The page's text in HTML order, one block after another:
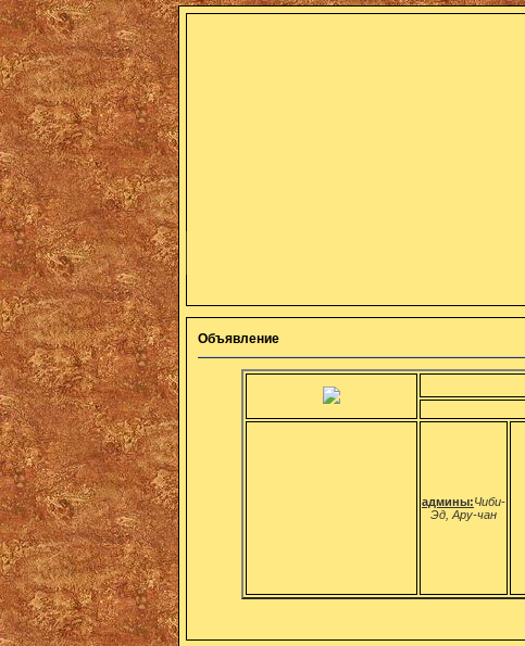
Объявление
админы:Чиби-
Эд, Ару-чан